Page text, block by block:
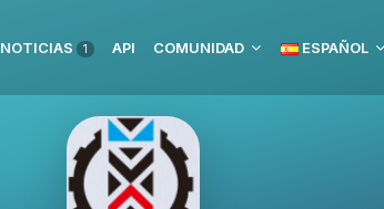
NOTICIAS 1 API COMUNIDAD ESPAÑOL